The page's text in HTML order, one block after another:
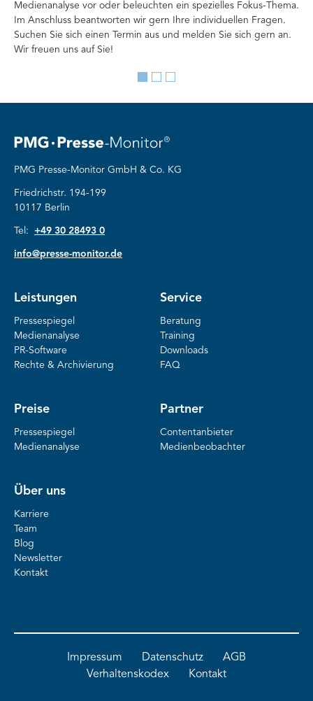
Medienanalyse vor oder beleuchten ein spezielles Fokus-Thema.
Im Anschluss beantworten wir gern Ihre individuellen Fragen.
Suchen Sie sich einen Termin aus und melden Sie sich gern an.
Wir freuen uns auf Sie!
Go
slide
Go
slide
Go
slide
PMG Presse-Monitor GmbH & Co. KG
Friedrichstr. 194-199
10117 Berlin
Tel: +49 30 28493 0
info@presse-monitor.de
Leistungen
Pressespiegel
Medienanalyse
PR-Software
Rechte & Archivierung
Service
Beratung
Training
Downloads
FAQ
Preise
Pressespiegel
Medienanalyse
Partner
Contentanbieter
Medienbeobachter
Über uns
Karriere
Team
Blog
Newsletter
Kontakt
Impressum Datenschutz
AGB
Verhaltenskodex
Kontakt